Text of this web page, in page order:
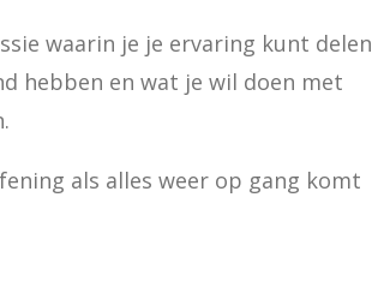
waarin je je ervaring kunt delen
hebben en wat je wil doen met
als alles weer op gang komt